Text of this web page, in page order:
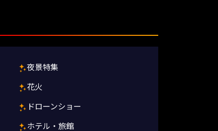
夜景特集
花火
ドローンショー
ホテル・旅館